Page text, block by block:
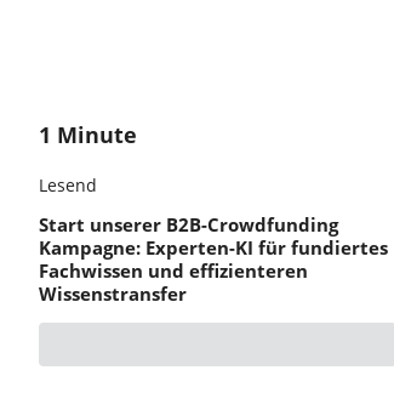
1 Minute
Lesend
Start unserer B2B-Crowdfunding
Kampagne: Experten-KI für fundiertes
Fachwissen und effizienteren
Wissenstransfer